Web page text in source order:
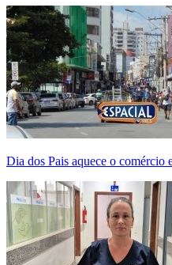
Dia dos Pais aquece o comércio